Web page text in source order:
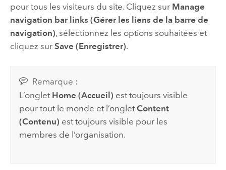
pour tous les visiteurs du site. Cliquez sur Manage
navigation bar links (Gérer les liens de la barre de
navigation), sélectionnez les options souhaitées et
cliquez sur Save (Enregistrer).
Remarque :
L’onglet Home (Accueil) est toujours visible
pour tout le monde et l’ongletContent
(Contenu) est toujours visible pour les
membres de l’organisation.